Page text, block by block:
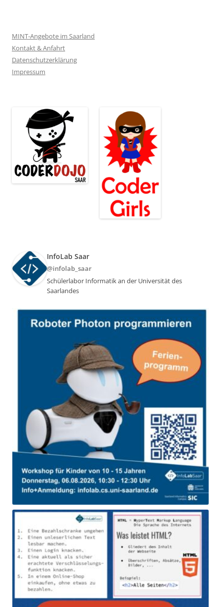
MINT-Angebote im Saarland
Kontakt & Anfahrt
Datenschutzerklärung
Impressum
InfoLab Saar
@infolab_saar
Schülerlabor Informatik an der Universität des
Saarlandes